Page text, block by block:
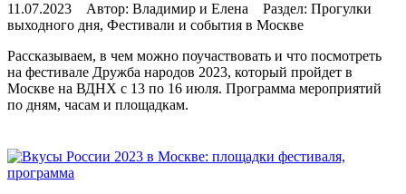
11.07.2023 Автор: Владимир и Елена Раздел: Прогулки
выходного дня, Фестивали и события в Москве
Рассказываем, в чем можно поучаствовать и что посмотреть
на фестивале Дружба народов 2023, который пройдет в
Москве на ВДНХ с 13 по 16 июля. Программа мероприятий
по дням, часам и площадкам.